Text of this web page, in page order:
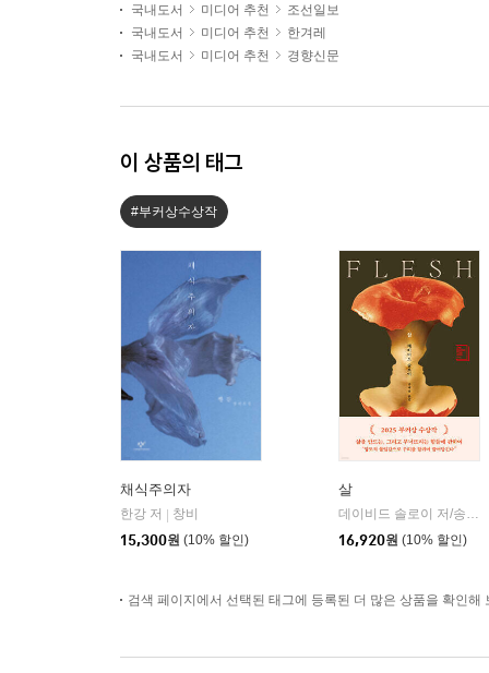
국내도서
미디어 추천
조선일보
국내도서
미디어 추천
한겨레
국내도서
미디어 추천 경향신문
이 상품의 태그
#부커상수상작
채식주의자
한강 저 | 창비
15,300원 (10% 할인)
살
16,920원 (10% 할인)
검색 페이지에서 선택된 태그에 등록된 더 많은 상품을 확인해